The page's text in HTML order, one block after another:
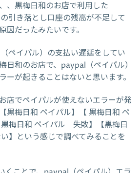
、黒梅日和のお店で利用した
引き落とし口座の残高が不足して
因だったみたいです。
ペイパル）の支払い遅延をしてい
日和のお店で、paypal（ペイパル）
ーが起きることはないと思います。
店でペイパルが使えないエラーが発
黒梅日和 ペイパル】【 黒梅日和 ペ
梅日和 ペイパル 失敗】【黒梅日
】という感じで調べてみることを